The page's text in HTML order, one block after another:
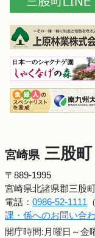
宮崎県 三股町
〒889-1995
宮崎県北諸県郡三股
電話： 0986-52-1111
課・係へのお問い合
開庁時間:月曜日～金